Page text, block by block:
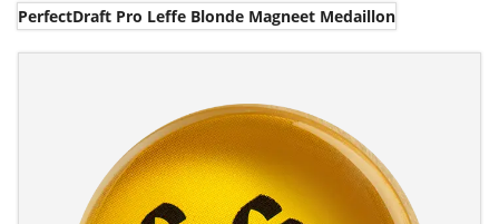
PerfectDraft Pro Leffe Blonde Magneet Medaillon